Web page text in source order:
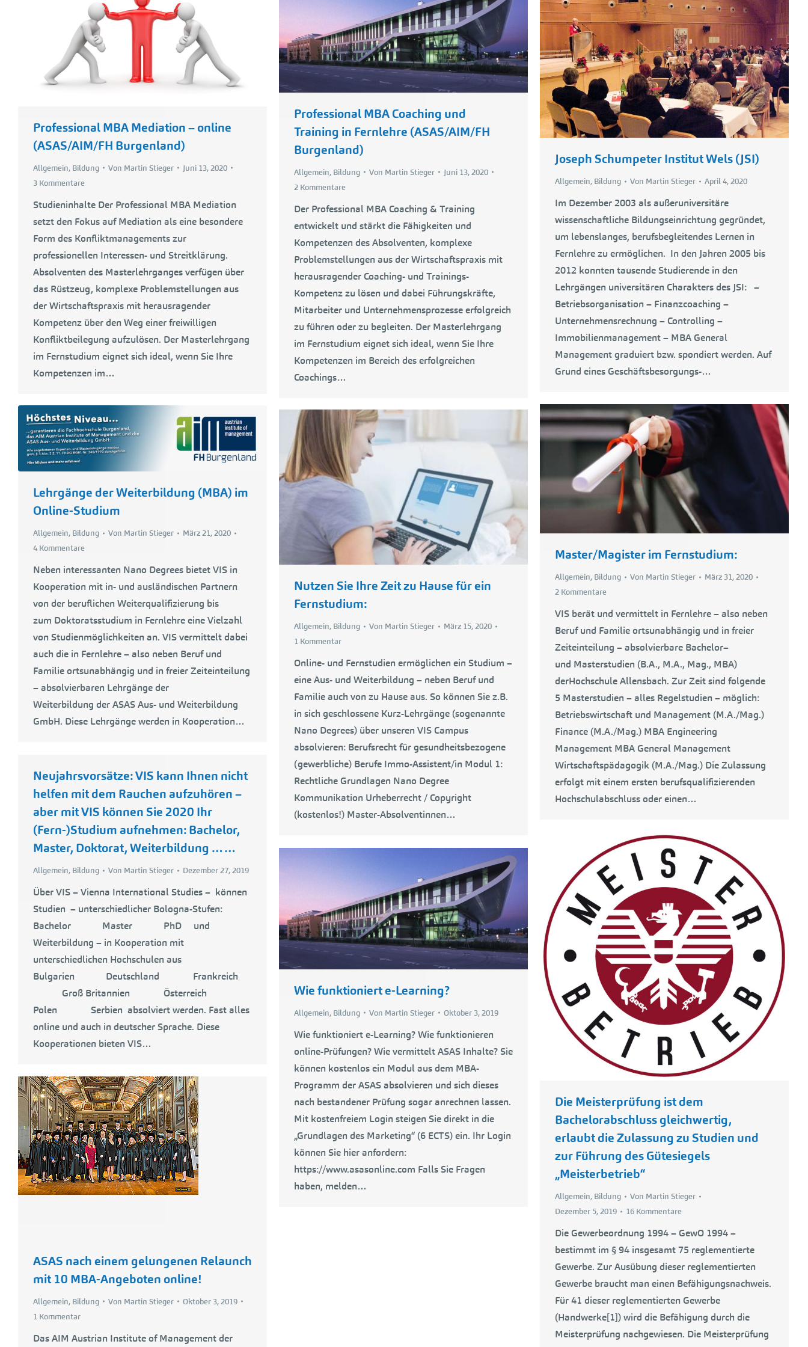
Professional MBA Mediation – online
(ASAS/AIM/FH Burgenland)
Allgemein, Bildung Von Martin Stieger
Juni 13, 2020
3 Kommentare
Studieninhalte Der Professional MBA Mediation
setzt den Fokus auf Mediation als eine besondere
Form des Konfliktmanagements zur
professionellen Interessen- und Streitklärung.
Absolventen des Masterlehrganges verfügen über
das Rüstzeug, komplexe Problemstellungen aus
der Wirtschaftspraxis mit herausragender
Kompetenz über den Weg einer freiwilligen
Konfliktbeilegung aufzulösen. Der Masterlehrgang
im Fernstudium eignet sich ideal, wenn Sie Ihre
Kompetenzen im…
Professional MBA Coaching und
Training in Fernlehre (ASAS/AIM/FH
Burgenland)
Allgemein, Bildung Von Martin Stieger
Juni 13, 2020
2 Kommentare
Der Professional MBA Coaching & Training
entwickelt und stärkt die Fähigkeiten und
Kompetenzen des Absolventen, komplexe
Problemstellungen aus der Wirtschaftspraxis mit
herausragender Coaching- und Trainings-
Kompetenz zu lösen und dabei Führungskräfte,
Mitarbeiter und Unternehmensprozesse erfolgreich
zu führen oder zu begleiten. Der Masterlehrgang
im Fernstudium eignet sich ideal, wenn Sie Ihre
Kompetenzen im Bereich des erfolgreichen
Coachings…
Joseph Schumpeter Institut Wels (JSI)
Allgemein, Bildung Von Martin Stieger April 4, 2020
Im Dezember 2003 als außeruniversitäre
wissenschaftliche Bildungseinrichtung gegründet,
um lebenslanges, berufsbegleitendes Lernen in
Fernlehre zu ermöglichen. In den Jahren 2005 bis
2012 konnten tausende Studierende in den
Lehrgängen universitären Charakters des JSI: –
Betriebsorganisation – Finanzcoaching –
Unternehmensrechnung – Controlling –
Immobilienmanagement – MBA General
Management graduiert bzw. spondiert werden. Auf
Grund eines Geschäftsbesorgungs-…
Master/Magister im Fernstudium:
Allgemein, Bildung Von Martin Stieger
März 31, 2020
2 Kommentare
VIS berät und vermittelt in Fernlehre – also neben
Beruf und Familie ortsunabhängig und in freier
Zeiteinteilung – absolvierbare Bachelor–
und Masterstudien (B.A., M.A., Mag., MBA)
derHochschule Allensbach. Zur Zeit sind folgende
5 Masterstudien – alles Regelstudien – möglich:
Betriebswirtschaft und Management (M.A./Mag.)
Finance (M.A./Mag.) MBA Engineering
Management MBA General Management
Wirtschaftspädagogik (M.A./Mag.) Die Zulassung
erfolgt mit einem ersten berufsqualifizierenden
Hochschulabschluss oder einen…
Lehrgänge der Weiterbildung (MBA) im
Online-Studium
Allgemein, Bildung Von Martin Stieger
März 21, 2020
4 Kommentare
Neben interessanten Nano Degrees bietet VIS in
Kooperation mit in- und ausländischen Partnern
von der beruflichen Weiterqualifizierung bis
zum Doktoratsstudium in Fernlehre eine Vielzahl
von Studienmöglichkeiten an. VIS vermittelt dabei
auch die in Fernlehre – also neben Beruf und
Familie ortsunabhängig und in freier Zeiteinteilung
– absolvierbaren Lehrgänge der
Weiterbildung der ASAS Aus- und Weiterbildung
GmbH. Diese Lehrgänge werden in Kooperation…
Nutzen Sie Ihre Zeit zu Hause für ein
Fernstudium:
Allgemein, Bildung Von Martin Stieger
März 15, 2020
1 Kommentar
Online- und Fernstudien ermöglichen ein Studium –
eine Aus- und Weiterbildung – neben Beruf und
Familie auch von zu Hause aus. So können Sie z.B.
in sich geschlossene Kurz-Lehrgänge (sogenannte
Nano Degrees) über unseren VIS Campus
absolvieren: Berufsrecht für gesundheitsbezogene
(gewerbliche) Berufe Immo-Assistent/in Modul 1:
Rechtliche Grundlagen Nano Degree
Kommunikation Urheberrecht / Copyright
(kostenlos!) Master-Absolventinnen…
Neujahrsvorsätze: VIS kann Ihnen nicht
helfen mit dem Rauchen aufzuhören –
aber mit VIS können Sie 2020 Ihr
(Fern-)Studium aufnehmen: Bachelor,
Master, Doktorat, Weiterbildung ……
Allgemein, Bildung Von Martin Stieger Dezember 27, 2019
Über VIS – Vienna International Studies – können
Studien – unterschiedlicher Bologna-Stufen:
Bachelor Master PhD und
Weiterbildung – in Kooperation mit
unterschiedlichen Hochschulen aus
Bulgarien Deutschland Frankreich
Groß Britannien Österreich
Polen Serbien absolviert werden. Fast alles
online und auch in deutscher Sprache. Diese
Kooperationen bieten VIS…
Die Meisterprüfung ist dem
Bachelorabschluss gleichwertig,
erlaubt die Zulassung zu Studien und
zur Führung des Gütesiegels
„Meisterbetrieb“
Allgemein, Bildung Von Martin Stieger
Dezember 5, 2019
16 Kommentare
Die Gewerbeordnung 1994 – GewO 1994 –
bestimmt im § 94 insgesamt 75 reglementierte
Gewerbe. Zur Ausübung dieser reglementierten
Gewerbe braucht man einen Befähigungsnachweis.
Für 41 dieser reglementierten Gewerbe
(Handwerke[1]) wird die Befähigung durch die
Meisterprüfung nachgewiesen. Die Meisterprüfung
Wie funktioniert e-Learning?
Allgemein, Bildung Von Martin Stieger Oktober 3, 2019
Wie funktioniert e-Learning? Wie funktionieren
online-Prüfungen? Wie vermittelt ASAS Inhalte? Sie
können kostenlos ein Modul aus dem MBA-
Programm der ASAS absolvieren und sich dieses
nach bestandener Prüfung sogar anrechnen lassen.
Mit kostenfreiem Login steigen Sie direkt in die
„Grundlagen des Marketing“ (6 ECTS) ein. Ihr Login
können Sie hier anfordern:
https://www.asasonline.com Falls Sie Fragen
haben, melden…
ASAS nach einem gelungenen Relaunch
mit 10 MBA-Angeboten online!
Allgemein, Bildung Von Martin Stieger
Oktober 3, 2019
1 Kommentar
Das AIM Austrian Institute of Management der